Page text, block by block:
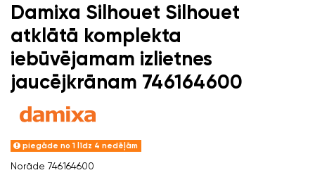
Damixa Silhouet Silhouet
atklātā komplekta
iebūvējamam izlietnes
jaucējkrānam 746164600
piegāde no 1 līdz 4 nedēļām
Norāde 746164600